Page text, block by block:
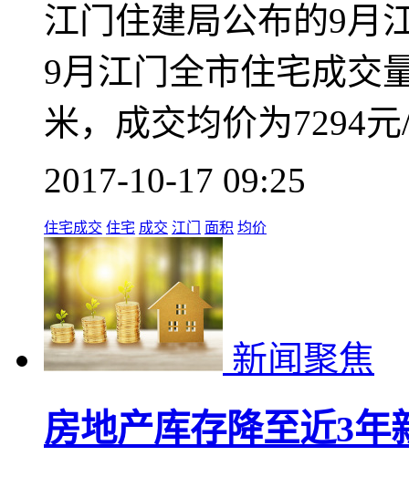
江门住建局公布的9月
9月江门全市住宅成交
米，成交均价为7294
2017-10-17 09:25
住宅成交 住宅 成交 江门 面积 均价
新闻聚焦
房地产库存降至近3年